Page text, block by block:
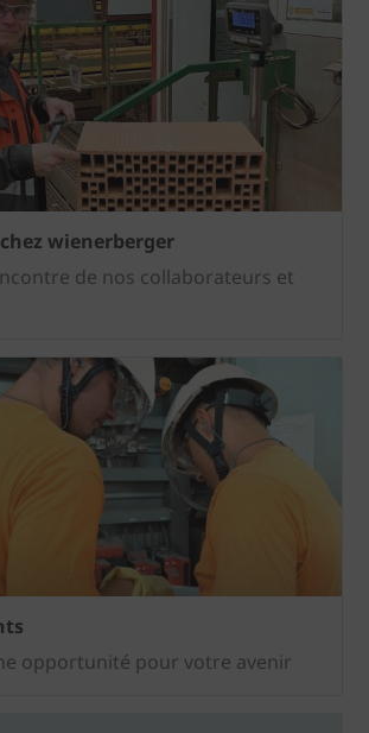
wienerberger
de nos collaborateurs et
opportunité pour votre avenir